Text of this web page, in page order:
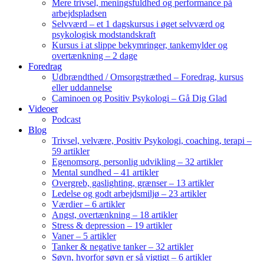
Mere trivsel, meningsfuldhed og performance på
arbejdspladsen
Selvværd – et 1 dagskursus i øget selvværd og
psykologisk modstandskraft
Kursus i at slippe bekymringer, tankemylder og
overtænkning – 2 dage
Foredrag
Udbrændthed / Omsorgstræthed – Foredrag, kursus
eller uddannelse
Caminoen og Positiv Psykologi – Gå Dig Glad
Videoer
Podcast
Blog
Trivsel, velvære, Positiv Psykologi, coaching, terapi –
59 artikler
Egenomsorg, personlig udvikling – 32 artikler
Mental sundhed – 41 artikler
Overgreb, gaslighting, grænser – 13 artikler
Ledelse og godt arbejdsmiljø – 23 artikler
Værdier – 6 artikler
Angst, overtænkning – 18 artikler
Stress & depression – 19 artikler
Vaner – 5 artikler
Tanker & negative tanker – 32 artikler
Søvn, hvorfor søvn er så vigtigt – 6 artikler